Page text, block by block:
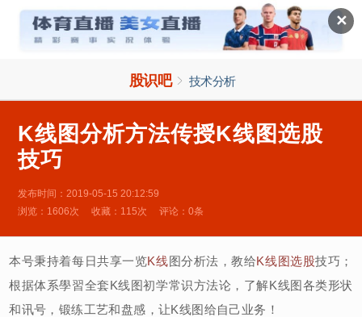
✕
股识吧  技术分析

K线图分析方法传授K线图选股
技巧
发布时间：2019-05-15 20:12:59
浏览：1606次
收藏：115次 评论：0条
本号秉持着每日共享一览K线图分析法，教给K线图选股技巧；
根据体系學習全套K线图初学常识方法论，了解K线图各类形状
和讯号，锻练工艺和盘感，让K线图给自己业务！